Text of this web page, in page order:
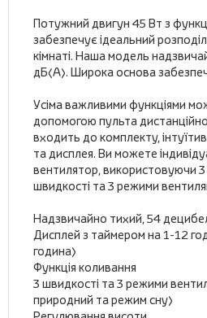
Потужний двигун 45 Вт з
забезпечує ідеальний розподіл
кімнаті. Наша модель
дБ(А). Широка основа
Усіма важливими функціями
допомогою пульта
входить до комплекту,
та дисплея. Ви можете
вентилятор, використовуючи
швидкості та 3 режими
Надзвичайно тихий, 54
Дисплей з таймером на 1-12
година)
Функція коливання
3 швидкості та 3 режими
природний та режим сну)